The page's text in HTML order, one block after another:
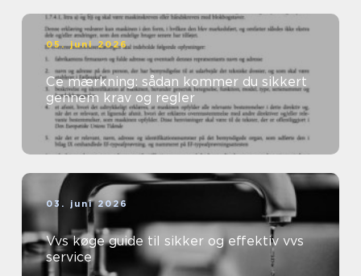
05. juni 2026
Ce mærkning: sådan kommer du sikkert
gennem krav og regler
03. juni 2026
Vvs køge guide til sikker og effektiv vvs
service